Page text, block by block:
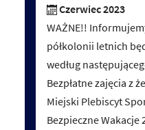
Czerwiec 2023
WAŻNE!!
półkolonii letnich
według
Bezpłatne zajęcia z
Miejski Plebiscyt
Bezpieczne Wakacje